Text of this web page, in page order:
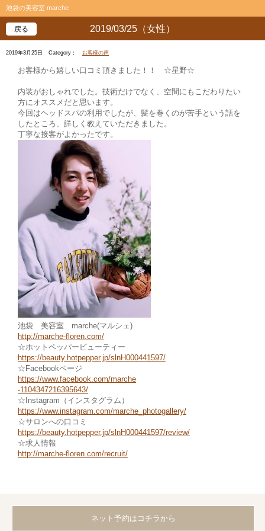
池袋の美容室 marche
2019/03/25（女性）
戻る
2019年3月25日 Category： お客様の声
お客様から嬉しい口コミ頂きました！！ ☆星野☆
内装がおしゃれでした。技術だけでなく、空間にもこだわりたい
方にオススメだと思います。
今回はヘッドスパの利用でしたが、髪を巻くのが苦手という話を
したところ、詳しく教えていただきました。
丁寧な接客がよかったです。
池袋 美容室 marche(マルシェ)
http://marche-floren.com/
☆ホットペッパービューティー
https://beauty.hotpepper.jp/slnH000441597/
☆Facebookページ
https://www.facebook.com/marche
-1104347216395643/
☆Instagram（インスタグラム）
https://www.instagram.com/marche_photogallery/
☆サロンへの口コミ
https://beauty.hotpepper.jp/slnH000441597/review/
☆求人情報
http://marche-floren.com/recruit/
ネット予約はコチラから